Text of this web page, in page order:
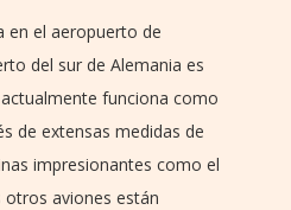
en el aeropuerto de
del sur de Alemania es
funciona como
de extensas medidas de
impresionantes como el
otros aviones están